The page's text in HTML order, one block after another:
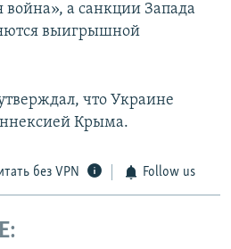
а санкции Запада
выигрышной
что Украине
Крыма.
без VPN Follow us